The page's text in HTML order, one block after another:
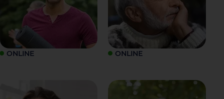
ONLINE ONLINE